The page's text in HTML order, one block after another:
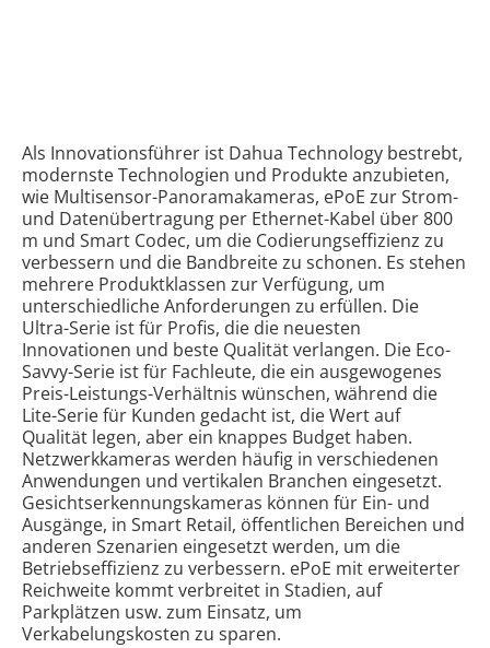
Als Innovationsführer ist Dahua Technology bestrebt,
modernste Technologien und Produkte anzubieten,
wie Multisensor-Panoramakameras, ePoE zur Strom-
und Datenübertragung per Ethernet-Kabel über 800
m und Smart Codec, um die Codierungseffizienz zu
verbessern und die Bandbreite zu schonen. Es stehen
mehrere Produktklassen zur Verfügung, um
unterschiedliche Anforderungen zu erfüllen. Die
Ultra-Serie ist für Profis, die die neuesten
Innovationen und beste Qualität verlangen. Die Eco-
Savvy-Serie ist für Fachleute, die ein ausgewogenes
Preis-Leistungs-Verhältnis wünschen, während die
Lite-Serie für Kunden gedacht ist, die Wert auf
Qualität legen, aber ein knappes Budget haben.
Netzwerkkameras werden häufig in verschiedenen
Anwendungen und vertikalen Branchen eingesetzt.
Gesichtserkennungskameras können für Ein- und
Ausgänge, in Smart Retail, öffentlichen Bereichen und
anderen Szenarien eingesetzt werden, um die
Betriebseffizienz zu verbessern. ePoE mit erweiterter
Reichweite kommt verbreitet in Stadien, auf
Parkplätzen usw. zum Einsatz, um
Verkabelungskosten zu sparen.